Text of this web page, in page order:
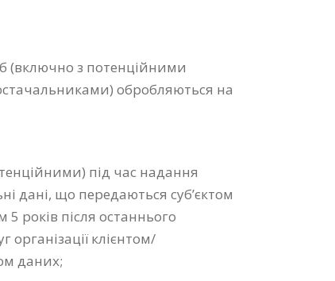
(включно з потенційними
обробляються на
під час надання
дані, що передаються суб’єктом
років після останнього
клієнтом/
даних;